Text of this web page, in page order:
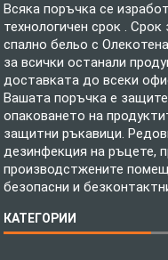
Всяка поръчка се
технологичен срок .
спално бельо с
за всички останали
доставката до всеки
Вашата поръчка е
опаковането на
защитни ръкавици.
дезинфекция на ръцете,
производстжените
безопасни и
КАТЕГОРИИ